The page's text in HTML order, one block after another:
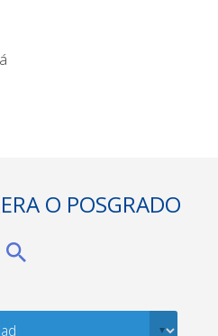
O POSGRADO